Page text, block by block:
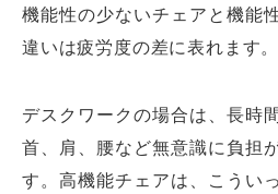
機能性の少ないチェアと機能
違いは疲労度の差に表れます。
デスクワークの場合は、長時
首、肩、腰など無意識に負担
す。高機能チェアは、こうい